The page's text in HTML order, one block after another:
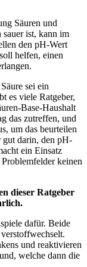
Säuren und
sauer ist, kann im
den pH-Wert
helfen, einen
sei ein
es viele Ratgeber,
Base-Haushalt
das zutreffen, und
um das beurteilen
gut darin, den pH-
ein Einsatz
keinen
dieser Ratgeber
dafür. Beide
und reaktivieren
welche dann die